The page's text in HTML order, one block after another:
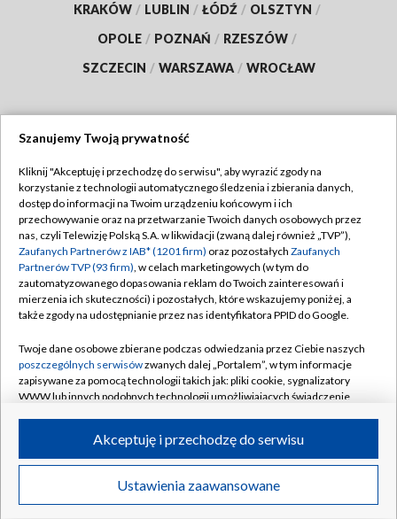
KRAKÓW / LUBLIN / ŁÓDŹ / OLSZTYN /
OPOLE / POZNAŃ / RZESZÓW /
SZCZECIN / WARSZAWA / WROCŁAW
TVP
Abonament TVP
Emisja w TVP
Centrum informacji TVP
Naziemna Telewizja Cyfrowa
Rada Programowa
System NOS
Informacje o nadawcy
Program dla prasy
Ogłoszenie przetargowe
Regulamin TVP
Polityka prywatności
Moje zgody
Pomoc
Kontakt
Kanały
©2026 Telewizja Polska S.A. w likwidacji
Szanujemy Twoją prywatność
Kliknij "Akceptuję i przechodzę do serwisu", aby wyrazić zgody na
korzystanie z technologii automatycznego śledzenia i zbierania danych,
dostęp do informacji na Twoim urządzeniu końcowym i ich
przechowywanie oraz na przetwarzanie Twoich danych osobowych przez
nas, czyli Telewizję Polską S.A. w likwidacji (zwaną dalej również „TVP”),
Zaufanych Partnerów z IAB* (1201 firm) oraz pozostałych Zaufanych
Partnerów TVP (93 firm), w celach marketingowych (w tym do
zautomatyzowanego dopasowania reklam do Twoich zainteresowań i
mierzenia ich skuteczności) i pozostałych, które wskazujemy poniżej, a
także zgody na udostępnianie przez nas identyfikatora PPID do Google.
Twoje dane osobowe zbierane podczas odwiedzania przez Ciebie naszych
poszczególnych serwisówzwanych dalej „Portalem”, w tym informacje
zapisywane za pomocą technologii takich jak: pliki cookie, sygnalizatory
WWW lub innych podobnych technologii umożliwiających świadczenie
ruchu w Internecie.
Twoje dane osobowe zbierane podczas odwiedzania przez Ciebie
poszczególnych serwisówna Portalu, takie jak adresy IP, identyfikatory
Ustawienia zaawansowane
Akceptuję i przechodzę do serwisu